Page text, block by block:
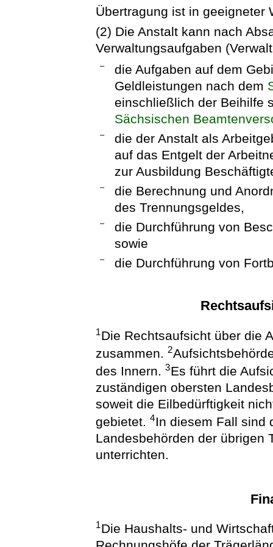
Übertragung ist in geeigneter
(2) Die Anstalt kann nach
Verwaltungsaufgaben
–
die Aufgaben auf dem
Geldleistungen nach dem
einschließlich der Beihilfe
Sächsischen
–
die der Anstalt als
auf das Entgelt der
zur Ausbildung
–
die Berechnung und
des Trennungsgeldes,
–
die Durchführung von
sowie
– die Durchführung von
1Die Rechtsaufsicht über die
zusammen.2
des Innern.3Es führt die
zuständigen obersten
soweit die Eilbedürftigkeit
gebietet.4In diesem Fall sind
Landesbehörden der übrigen
unterrichten.
1Die Haushalts- und